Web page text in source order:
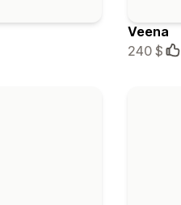
Veena
240 $